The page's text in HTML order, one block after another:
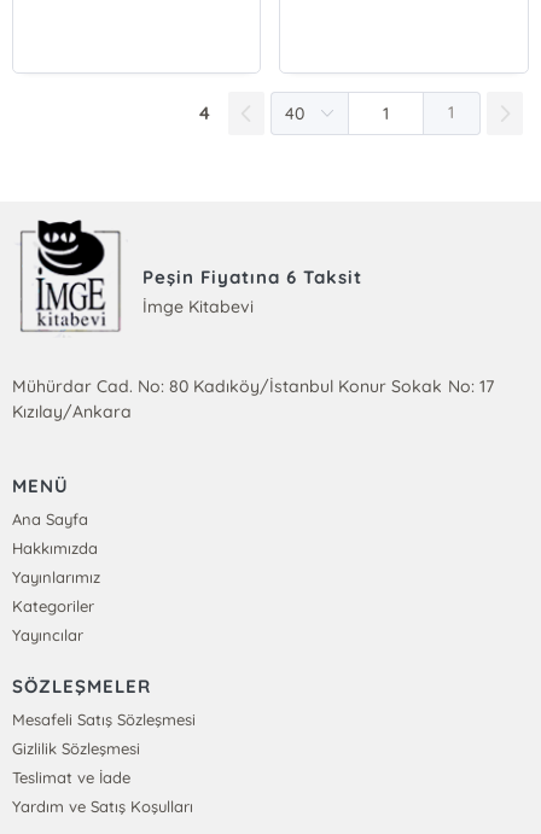
4 1
Peşin Fiyatına 6 Taksit
İmge Kitabevi
Mühürdar Cad. No: 80 Kadıköy/İstanbul Konur Sokak No: 17
Kızılay/Ankara
MENÜ
Ana Sayfa
Hakkımızda
Yayınlarımız
Kategoriler
Yayıncılar
SÖZLEŞMELER
Mesafeli Satış Sözleşmesi
Gizlilik Sözleşmesi
Teslimat ve İade
Yardım ve Satış Koşulları